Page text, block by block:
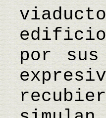
edificio
por